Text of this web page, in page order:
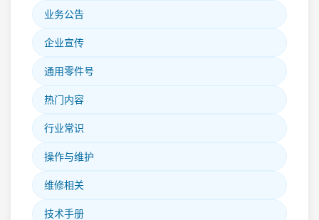
业务公告
企业宣传
通用零件号
热门内容
行业常识
操作与维护
维修相关
技术手册